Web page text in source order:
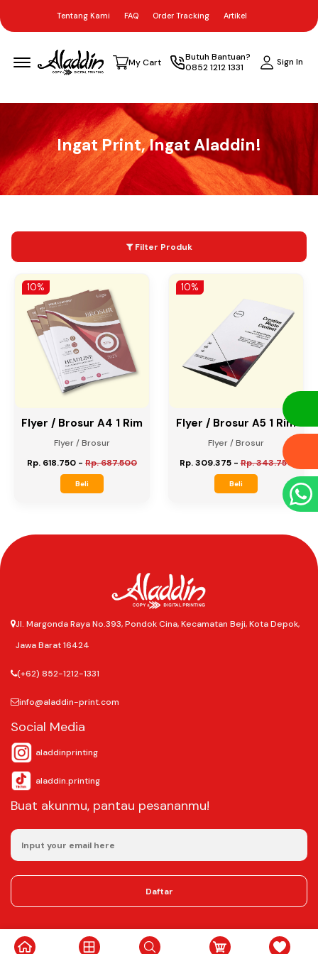
Tentang Kami FAQ Order Tracking Artikel
Menu Open
My Cart
Butuh Bantuan?
0852 1212 1331
Sign In
Ingat Print, Ingat Aladdin!
Filter Produk
10%
Flyer / Brosur A4 1 Rim
Flyer / Brosur
Rp. 618.750 - Rp. 687.500
Beli
10%
Flyer / Brosur A5 1 Rim
Flyer / Brosur
Rp. 309.375-Rp. 343.750
Beli
Jl. Margonda Raya No.393, Pondok Cina, Kecamatan Beji, Kota Depok,
Jawa Barat 16424
(+62) 852-1212-1331
info@aladdin-print.com
Social Media
aladdinprinting
aladdin.printing
Buat akunmu, pantau pesananmu!
Daftar